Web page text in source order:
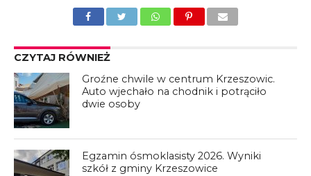
CZYTAJ RÓWNIEŻ
Groźne chwile w centrum Krzeszowic.
Auto wjechało na chodnik i potrąciło
dwie osoby
Egzamin ósmoklasisty 2026. Wyniki
szkół z gminy Krzeszowice